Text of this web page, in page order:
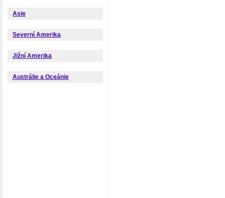
Asie
Severní Amerika
Jižní Amerika
Austrálie a Oceánie